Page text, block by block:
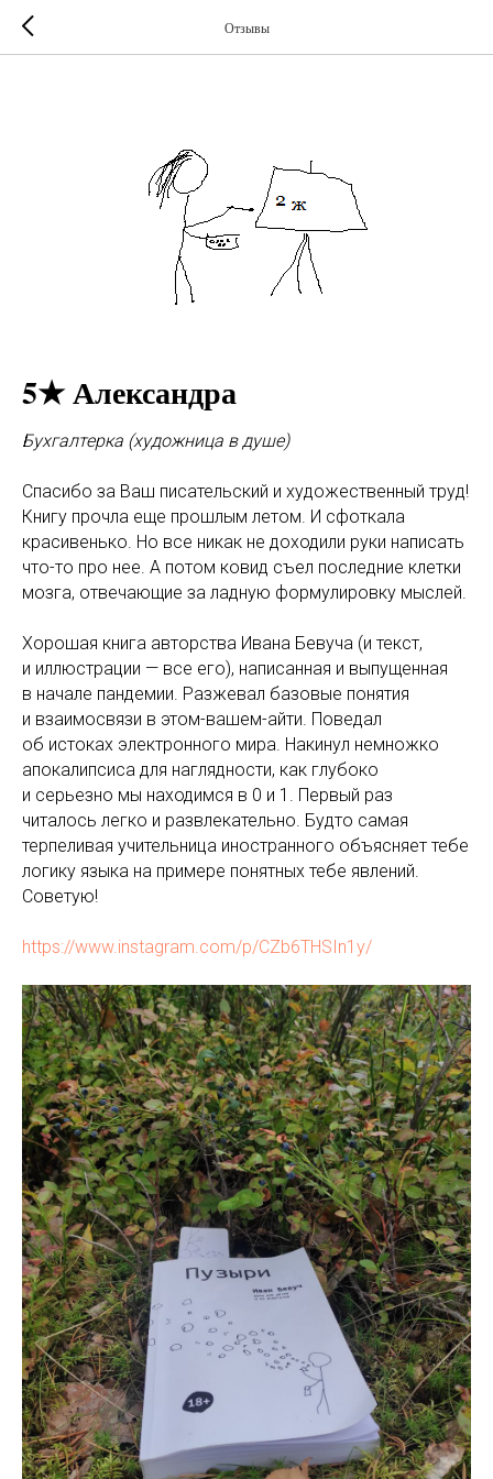
Отзывы
5★ Александра
Бухгалтерка (художница в душе)
Спасибо за Ваш писательский и художественный труд!
Книгу прочла еще прошлым летом. И сфоткала
красивенько. Но все никак не доходили руки написать
что-то про нее. А потом ковид съел последние клетки
мозга, отвечающие за ладную формулировку мыслей.
Хорошая книга авторства Ивана Бевуча (и текст,
и иллюстрации — все его), написанная и выпущенная
в начале пандемии. Разжевал базовые понятия
и взаимосвязи в этом-вашем-айти. Поведал
об истоках электронного мира. Накинул немножко
апокалипсиса для наглядности, как глубоко
и серьезно мы находимся в 0 и 1. Первый раз
читалось легко и развлекательно. Будто самая
терпеливая учительница иностранного объясняет тебе
логику языка на примере понятных тебе явлений.
Советую!
https://www.instagram.com/p/CZb6THSIn1y/